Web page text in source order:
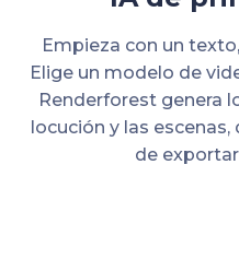
Renderforest
Empieza con un
Elige un modelo de
Renderforest genera
locución y las
de